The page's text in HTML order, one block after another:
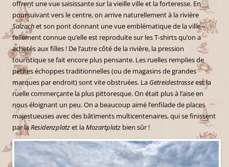
offrent une vue saisissante sur la vieille ville et la forteresse. En
poursuivant vers le centre, on arrive naturellement à la rivière
Salzachet son pont donnant une vue emblématique de la ville –
tellement connue qu’elle est reproduite sur les T-shirts qu’on a
achetés aux filles ! De l’autre côté de la rivière, la pression
touristique se fait encore plus pensante. Les ruelles remplies de
petites échoppes traditionnelles (ou de magasins de grandes
marques par endroit) sont vite obstruées. La Getreidestrasseest la
ruelle commerçante la plus pittoresque. On était plus à l’aise en
nous éloignant un peu. On a beaucoup aimé l’enfilade de places
majestueuses avec des bâtiments multicentenaires, qui se finissent
par laResidenzplatzet laMozartplatz bien sûr !